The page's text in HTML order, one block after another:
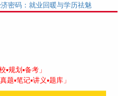
密码：就业回暖与学历祛魅
规划▪备考」
▪笔记▪讲义▪题库」